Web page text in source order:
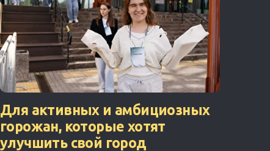
Для активных и амбициозных
горожан, которые хотят
улучшить свой город